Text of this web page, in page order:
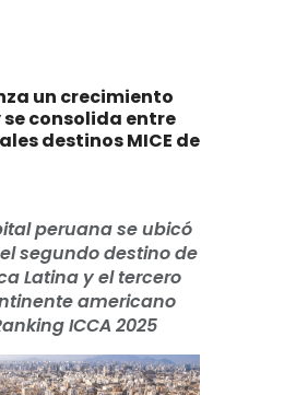
un crecimiento
consolida entre
destinos MICE de
peruana se ubicó
segundo destino de
Latina y el tercero
americano
ICCA 2025